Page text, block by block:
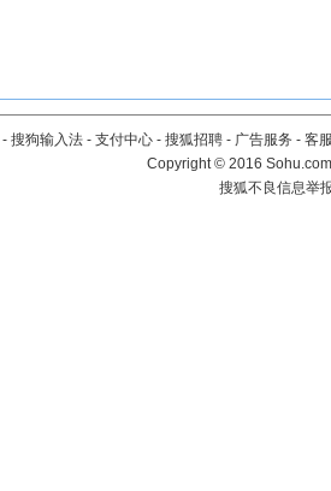
- 搜狗输入法 - 支付中心 - 搜狐招聘 - 广告服务 - 客
Copyright©2016
搜狐不良信息举